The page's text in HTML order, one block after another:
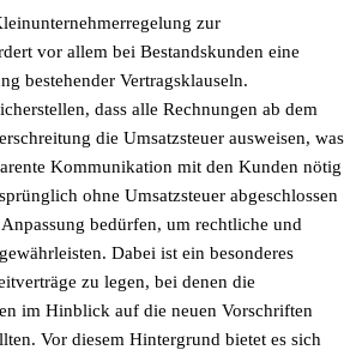
zur
vor allem bei Bestandskunden eine
bestehender Vertragsklauseln.
dass alle Rechnungen ab dem
die Umsatzsteuer ausweisen, was
Kommunikation mit den Kunden nötig
ohne Umsatzsteuer abgeschlossen
bedürfen, um rechtliche und
Dabei ist ein besonderes
zu legen, bei denen die
im Hinblick auf die neuen Vorschriften
Vor diesem Hintergrund bietet es sich